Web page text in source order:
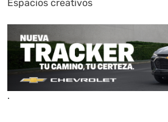
Espacios creativos
.